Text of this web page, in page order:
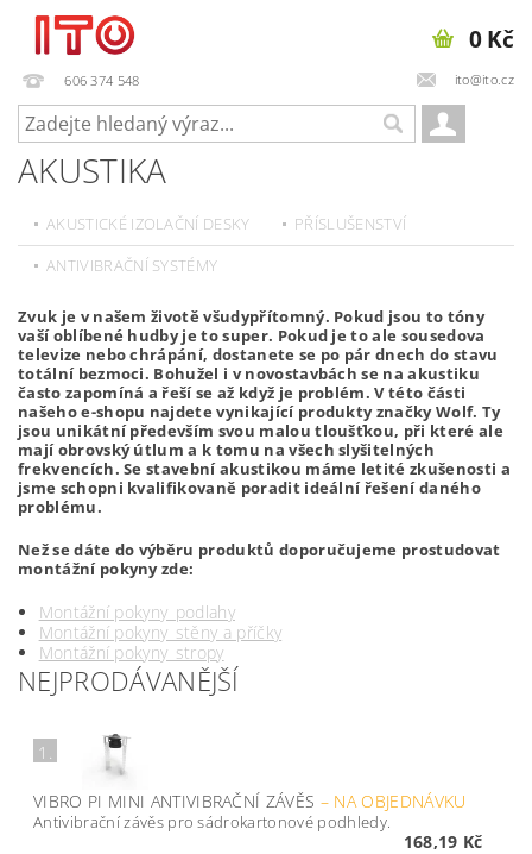
606 374 548 ito@ito.cz
0 Kč
AKUSTIKA
AKUSTICKÉ IZOLAČNÍ DESKY
PŘÍSLUŠENSTVÍ
ANTIVIBRAČNÍ SYSTÉMY
Zvuk je v našem životě všudypřítomný. Pokud jsou to tóny
vaší oblíbené hudby je to super. Pokud je to ale sousedova
televize nebo chrápání, dostanete se po pár dnech do stavu
totální bezmoci. Bohužel i v novostavbách se na akustiku
často zapomíná a řeší se až když je problém. V této části
našeho e-shopu najdete vynikající produkty značky Wolf. Ty
jsou unikátní především svou malou tloušťkou, při které ale
mají obrovský útlum a k tomu na všech slyšitelných
frekvencích. Se stavební akustikou máme letité zkušenosti a
jsme schopni kvalifikovaně poradit ideální řešení daného
problému.
Než se dáte do výběru produktů doporučujeme prostudovat
montážní pokyny zde:
Montážní pokyny_podlahy
Montážní pokyny_stěny a příčky
Montážní pokyny_stropy
NEJPRODÁVANĚJŠÍ
1.
VIBRO PI MINI ANTIVIBRAČNÍ ZÁVĚS – NA OBJEDNÁVKU
Antivibrační závěs pro sádrokartonové podhledy.
168,19 Kč